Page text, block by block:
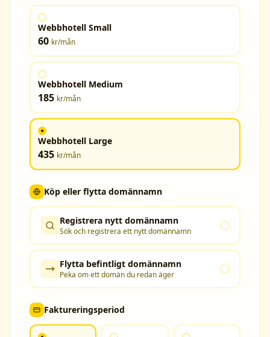
Webbhotell Small
60 kr/mån
Webbhotell Medium
185 kr/mån
Webbhotell Large
435 kr/mån
Köp eller flytta domännamn
Registrera nytt domännamn
Sök och registrera ett nytt domännamn
Flytta befintligt domännamn
Peka om ett domän du redan äger
Faktureringsperiod